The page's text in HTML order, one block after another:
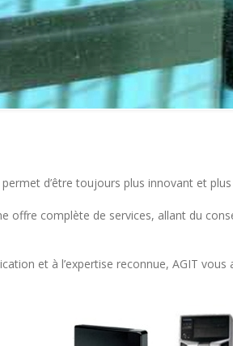
permet d’être toujours plus innovant et
offre complète de services, allant du
et à l’expertise reconnue, AGIT